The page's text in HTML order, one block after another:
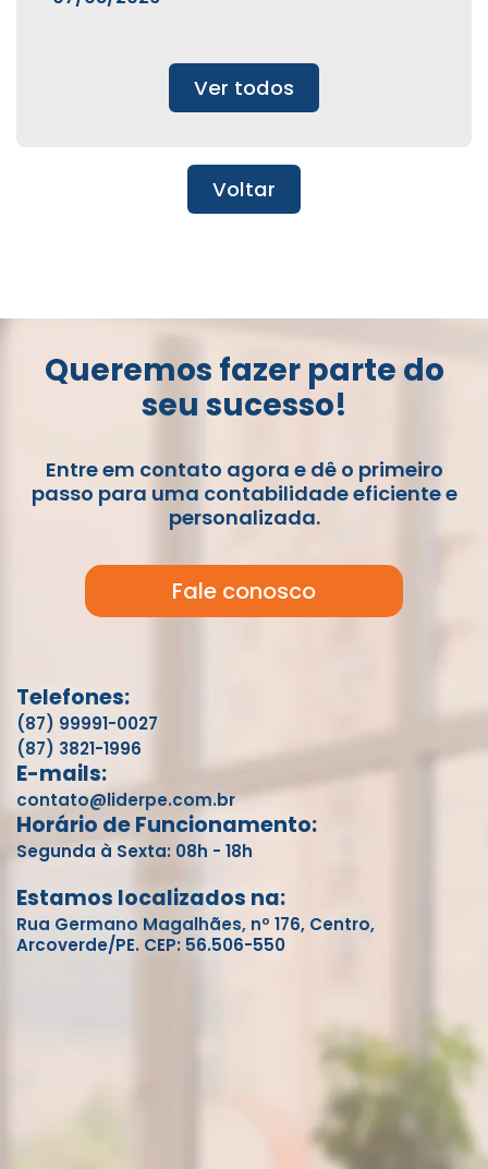
Ver todos
Voltar
Queremos fazer parte do
seu sucesso!
Entre em contato agora e dê o primeiro
passo para uma contabilidade eficiente e
personalizada.
Fale conosco
Telefones:
(87) 99991-0027
(87) 3821-1996
E-mails:
contato@liderpe.com.br
Horário de Funcionamento:
Segunda à Sexta: 08h - 18h
Estamos localizados na:
Rua Germano Magalhães, nº 176, Centro,
Arcoverde/PE. CEP: 56.506-550